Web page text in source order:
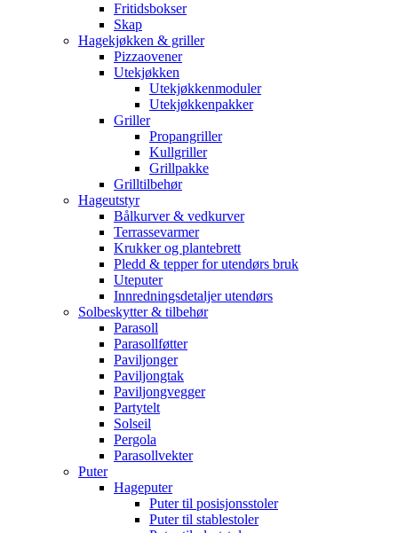
Fritidsbokser
Skap
Hagekjøkken & griller
Pizzaovener
Utekjøkken
Utekjøkkenmoduler
Utekjøkkenpakker
Griller
Propangriller
Kullgriller
Grillpakke
Grilltilbehør
Hageutstyr
Bålkurver & vedkurver
Terrassevarmer
Krukker og plantebrett
Pledd & tepper for utendørs bruk
Uteputer
Innredningsdetaljer utendørs
Solbeskytter & tilbehør
Parasoll
Parasollføtter
Paviljonger
Paviljongtak
Paviljongvegger
Partytelt
Solseil
Pergola
Parasollvekter
Puter
Hageputer
Puter til posisjonsstoler
Puter til stablestoler